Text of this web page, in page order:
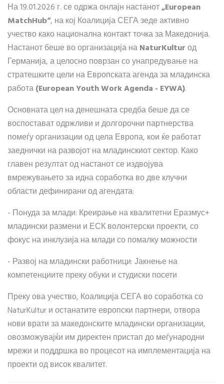
На 19.01.2026 г. се одржа онлајн настанот„European
MatchHub“, на кој Коалиција СЕГА зеде активно
учество како национална контакт точка за Македонија.
Настанот беше во организација наNaturKulturод
Германија, а целосно поврзан со унапредување на
стратешките цели на Европската агенда за младинска
работа(European Youth Work Agenda - EYWA).
Основната цел на денешната средба беше да се
воспостават одржливи и долгорочни партнерства
помеѓу организации од цела Европа, кои ќе работат
заеднички на развојот на младинскиот сектор. Како
главен резултат од настанот се издвојува
вмрежувањето за идна соработка во две клучни
области дефинирани од агендата:
- Понуда за млади: Креирање на квалитетни Еразмус+
младински размени и ЕСК волонтерски проекти, со
фокус на инклузија на млади со помалку можности
- Развој на младински работници: Јакнење на
компетенциите преку обуки и студиски посети
Преку ова учество, Коалиција СЕГА во соработка со
NaturKultur и останатите европски партнери, отвора
нови врати за македонските младински организации,
овозможувајќи им директен пристап до меѓународни
мрежи и поддршка во процесот на имплементација на
проекти од висок квалитет.